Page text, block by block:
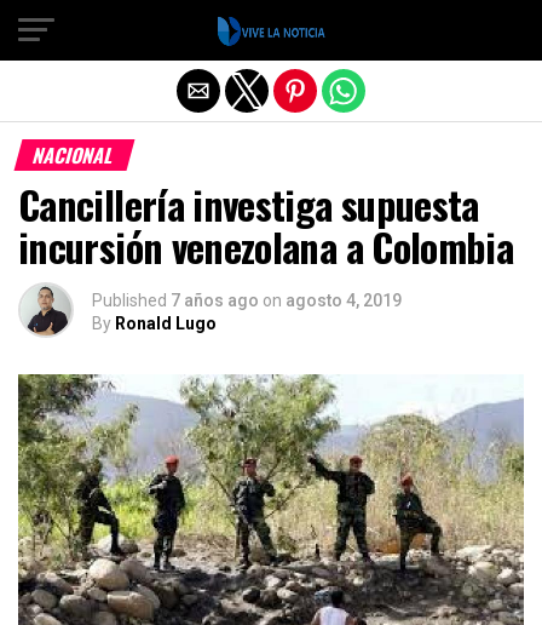
NACIONAL
Cancillería investiga supuesta
incursión venezolana a Colombia
Published 7 años ago on agosto 4, 2019
By Ronald Lugo
Salir de la versión móvil